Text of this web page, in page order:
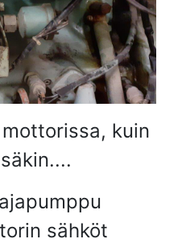
kuin
sähköt